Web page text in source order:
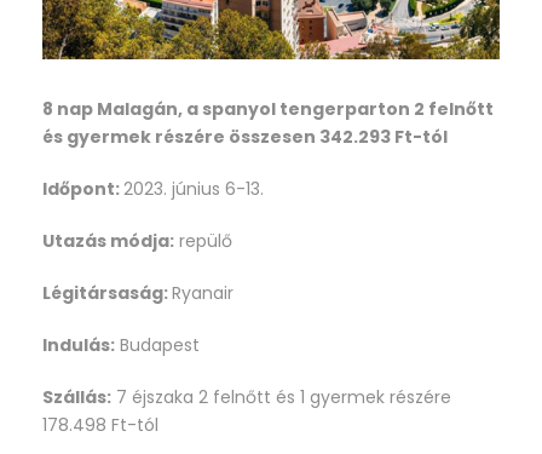
8 nap Malagán, a spanyol tengerparton 2 felnőtt
és gyermek részére összesen 342.293 Ft-tól
Időpont:2023. június 6-13.
Utazás módja: repülő
Légitársaság:Ryanair
Indulás: Budapest
Szállás: 7 éjszaka 2 felnőtt és 1 gyermek részére
178.498 Ft-tól